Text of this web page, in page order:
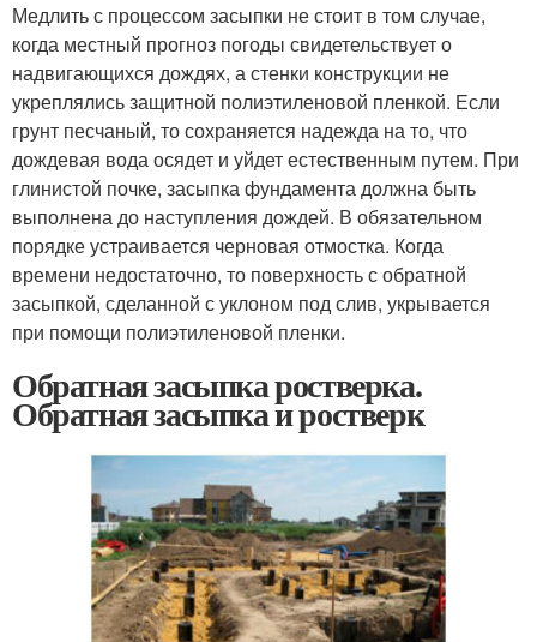
Медлить с процессом засыпки не стоит в том случае,
когда местный прогноз погоды свидетельствует о
надвигающихся дождях, а стенки конструкции не
укреплялись защитной полиэтиленовой пленкой. Если
грунт песчаный, то сохраняется надежда на то, что
дождевая вода осядет и уйдет естественным путем. При
глинистой почке, засыпка фундамента должна быть
выполнена до наступления дождей. В обязательном
порядке устраивается черновая отмостка. Когда
времени недостаточно, то поверхность с обратной
засыпкой, сделанной с уклоном под слив, укрывается
при помощи полиэтиленовой пленки.
Обратная засыпка ростверка.
Обратная засыпка и ростверк